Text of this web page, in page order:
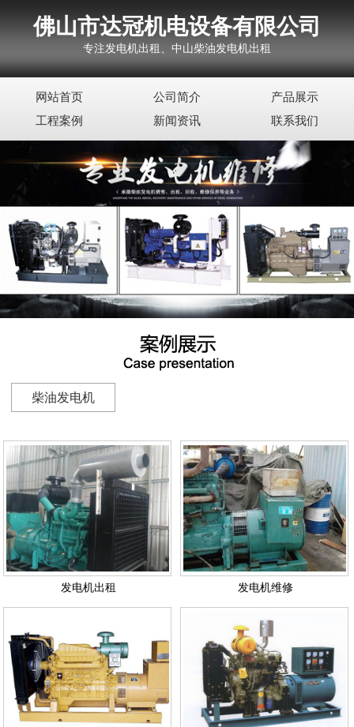
佛山市达冠机电设备有限公司
专注发电机出租、中山柴油发电机出租
网站首页 公司简介
产品展示
工程案例
新闻资讯 联系我们
柴油发电机
发电机出租 发电机维修